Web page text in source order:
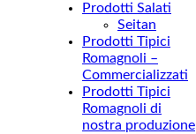
Prodotti Salati
Seitan
Prodotti Tipici
Romagnoli –
Commercializzati
Prodotti Tipici
Romagnoli di
nostra produzione